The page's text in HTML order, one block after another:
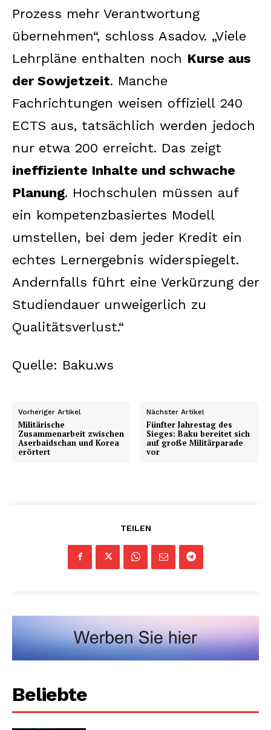
Prozess mehr Verantwortung
übernehmen“, schloss Asadov. „Viele
Lehrpläne enthalten noch Kurse aus
der Sowjetzeit. Manche
Fachrichtungen weisen offiziell 240
ECTS aus, tatsächlich werden jedoch
nur etwa 200 erreicht. Das zeigt
ineffiziente Inhalte und schwache
Planung. Hochschulen müssen auf
ein kompetenzbasiertes Modell
umstellen, bei dem jeder Kredit ein
echtes Lernergebnis widerspiegelt.
Andernfalls führt eine Verkürzung der
Studiendauer unweigerlich zu
Qualitätsverlust.“
Quelle: Baku.ws
Vorheriger Artikel
Militärische
Zusammenarbeit zwischen
Aserbaidschan und Korea
erörtert
Nächster Artikel
Fünfter Jahrestag des
Sieges: Baku bereitet sich
auf große Militärparade
vor
TEILEN
Beliebte